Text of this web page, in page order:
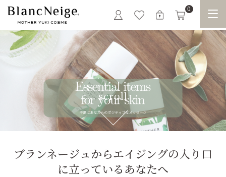
0
scroll
ブランネージュからエイジングの入り口
に立っているあなたへ